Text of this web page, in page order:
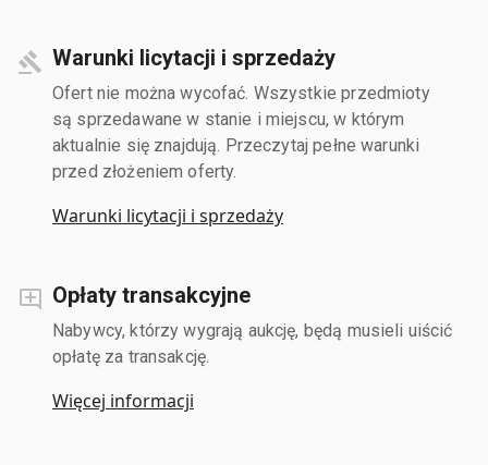
Warunki licytacji i sprzedaży
Ofert nie można wycofać. Wszystkie przedmioty
są sprzedawane w stanie i miejscu, w którym
aktualnie się znajdują. Przeczytaj pełne warunki
przed złożeniem oferty.
Warunki licytacji i sprzedaży
Opłaty transakcyjne
Nabywcy, którzy wygrają aukcję, będą musieli uiścić
opłatę za transakcję.
Więcej informacji